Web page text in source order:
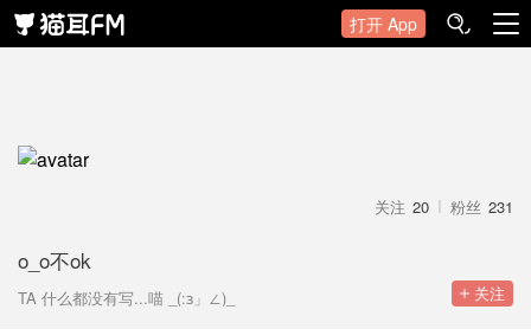
打开 App
粉丝 231
关注 20
o_o不ok
TA 什么都没有写...喵 _(:з」∠)_ 关注